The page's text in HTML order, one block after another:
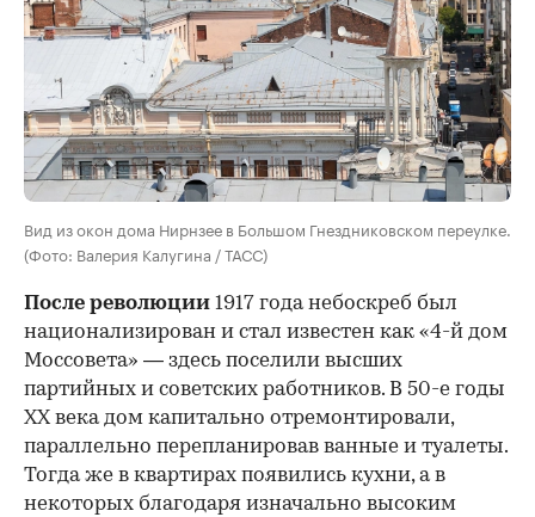
Вид из окон дома Нирнзее в Большом Гнездниковском переулке.
(Фото: Валерия Калугина / ТАСС)
После революции 1917 года небоскреб был
национализирован и стал известен как «4-й дом
Моссовета» — здесь поселили высших
партийных и советских работников. В 50-е годы
ХХ века дом капитально отремонтировали,
параллельно перепланировав ванные и туалеты.
Тогда же в квартирах появились кухни, а в
некоторых благодаря изначально высоким